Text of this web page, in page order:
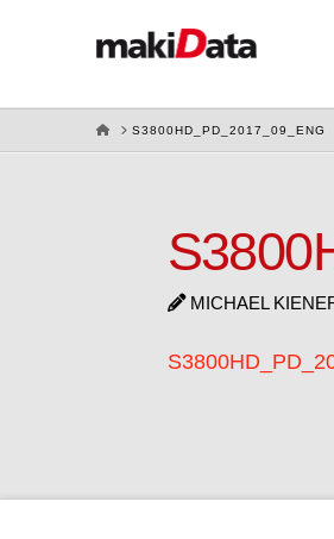
HOMES3800HD_PD_2017_09_ENG
MICHAEL